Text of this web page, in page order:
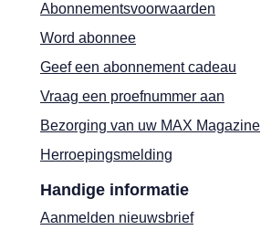
Abonnementsvoorwaarden
Word abonnee
Geef een abonnement cadeau
Vraag een proefnummer aan
Bezorging van uw MAX Magazine
Herroepingsmelding
Handige informatie
Aanmelden nieuwsbrief